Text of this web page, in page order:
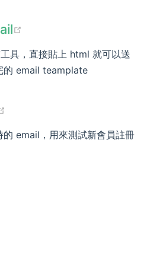
具，直接貼上 html 就可以送
的 email teamplate
的 email，用來測試新會員註冊